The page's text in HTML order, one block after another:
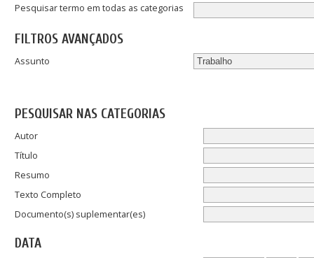
Pesquisar termo em todas as categorias
FILTROS AVANÇADOS
Assunto
PESQUISAR NAS CATEGORIAS
Autor
Título
Resumo
Texto Completo
Documento(s) suplementar(es)
DATA